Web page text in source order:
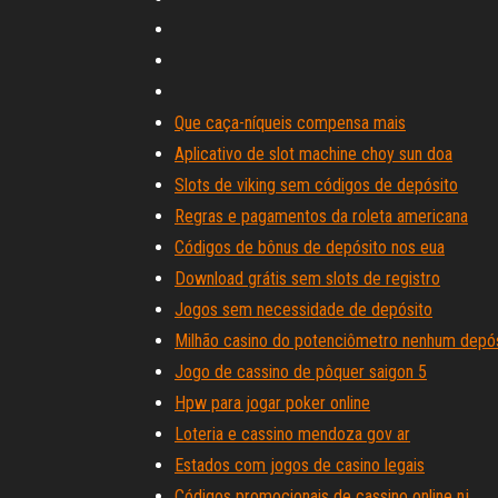
Que caça-níqueis compensa mais
Aplicativo de slot machine choy sun doa
Slots de viking sem códigos de depósito
Regras e pagamentos da roleta americana
Códigos de bônus de depósito nos eua
Download grátis sem slots de registro
Jogos sem necessidade de depósito
Milhão casino do potenciômetro nenhum
Jogo de cassino de pôquer saigon 5
Hpw para jogar poker online
Loteria e cassino mendoza gov ar
Estados com jogos de casino legais